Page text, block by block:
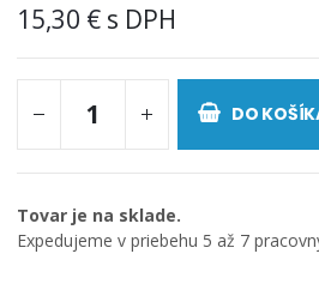
15,30 €
DO
Tovar je na sklade.
Expedujeme v priebehu 5 až 7